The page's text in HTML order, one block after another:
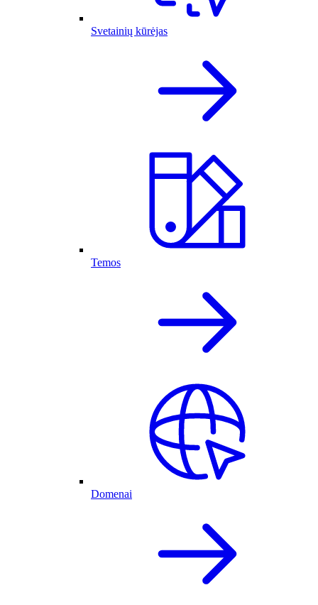
Svetainių kūrėjas
Temos
Domenai